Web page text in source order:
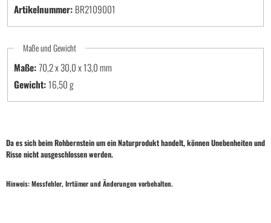
Artikelnummer: BR2109001
Maße und Gewicht
Maße:70,2 x 30,0 x 13,0
Gewicht:16,50 g
Da es sich beim Rohbernstein um ein Naturprodukt handelt, können Unebenheiten und
Risse nicht ausgeschlossen werden.
Hinweis: Messfehler, Irrtümer und Änderungen vorbehalten.